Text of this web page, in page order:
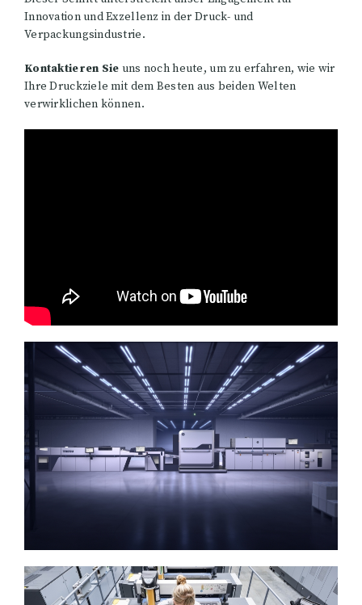
Innovation und Exzellenz in der Druck- und
Verpackungsindustrie.
Kontaktieren Sie uns noch heute, um zu erfahren, wie wir
Ihre Druckziele mit dem Besten aus beiden Welten
verwirklichen können.